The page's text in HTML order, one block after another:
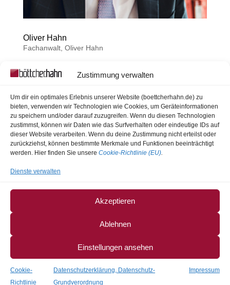
Zustimmung verwalten
Um dir ein optimales Erlebnis unserer Website (boettcherhahn.de) zu
bieten, verwenden wir Technologien wie Cookies, um Geräteinformationen
zu speichern und/oder darauf zuzugreifen. Wenn du diesen Technologien
zustimmst, können wir Daten wie das Surfverhalten oder eindeutige IDs auf
dieser Website verarbeiten. Wenn du deine Zustimmung nicht erteilst oder
zurückziehst, können bestimmte Merkmale und Funktionen beeinträchtigt
werden. Hier finden Sie unsere Cookie-Richtlinie (EU).
Dienste verwalten
Akzeptieren
Ablehnen
Einstellungen ansehen
Cookie-
Richtlinie
Datenschutzerklärung, Datenschutz-
Grundverordnung
Impressum
Oliver Hahn
Fachanwalt, Oliver Hahn
Oliver Hahn Der Anwalt ist im Rahmen der Gesetze
verpflichtet. Als Fachanwalt für Arbeits- und Erbrecht
berät und verritt Herr Rechtsanwalt Hahn seit Jahren vor
allem Familienunternehmen und Privatpersonen...
Bundesgerichtshof bestätigt Beugehaft gegen Lina E.
einer schiitischen Miliz wegen mehrerer Verbrechen im
Vorwurf der Rechtsbeugung frei
Neuer Richter am Bundesgerichtshof
Richter am Bundesgerichtshof Dr. Günter im Ruhestand